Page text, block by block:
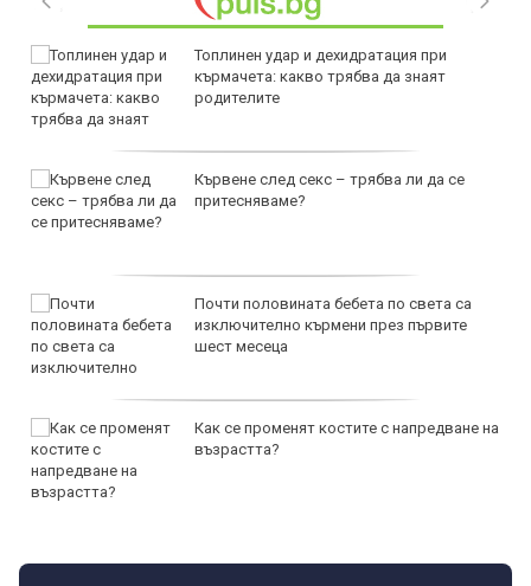
Топлинен удар и дехидратация при
кърмачета: какво трябва да знаят
родителите
Кървене след секс – трябва ли да се
притесняваме?
Почти половината бебета по света са
изключително кърмени през първите
шест месеца
Как се променят костите с напредване на
възрастта?